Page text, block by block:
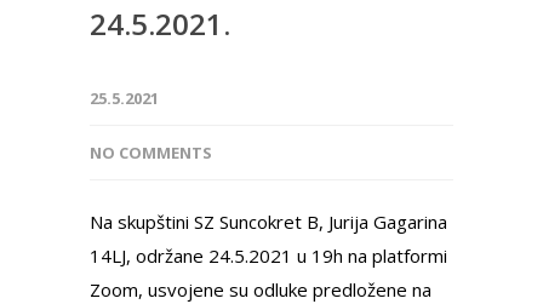
24.5.2021.
25.5.2021
NO COMMENTS
Na skupštini SZ Suncokret B, Jurija Gagarina
14LJ, održane 24.5.2021 u 19h na platformi
Zoom, usvojene su odluke predložene na